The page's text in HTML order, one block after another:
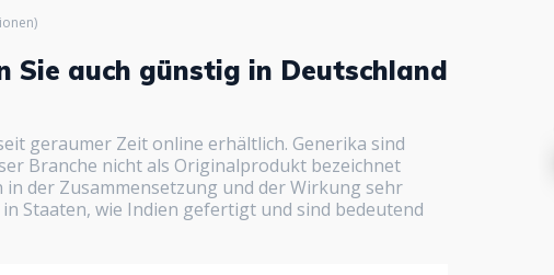
Sie auch günstig in Deutschland
geraumer Zeit online erhältlich. Generika sind
Branche nicht als Originalprodukt bezeichnet
der Zusammensetzung und der Wirkung sehr
Staaten, wie Indien gefertigt und sind bedeutend